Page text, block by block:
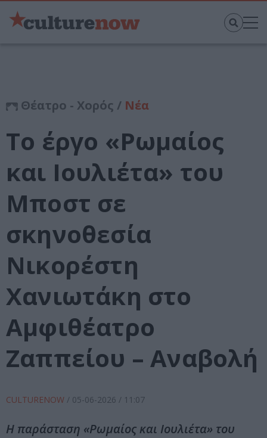
Θέατρο - Χορός / Νέα
Το έργο «Ρωμαίος
και Ιουλιέτα» του
Μποστ σε
σκηνοθεσία
Νικορέστη
Χανιωτάκη στο
Αμφιθέατρο
Ζαππείου – Αναβολή
CULTURENOW / 05-06-2026 / 11:07
Η παράσταση «Ρωμαίος και Ιουλιέτα» του